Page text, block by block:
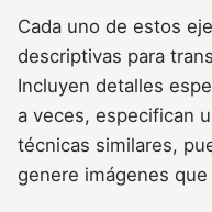
Cada uno de estos
descriptivas para
Incluyen detalles
a veces, especifican
técnicas similares,
genere imágenes